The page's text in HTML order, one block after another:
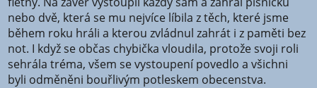
nebo dvě, která se mu nejvíce líbila z těch, které jsme
během roku hráli a kterou zvládnul zahrát i z paměti bez
not. I když se občas chybička vloudila, protože svoji roli
sehrála tréma, všem se vystoupení povedlo a všichni
byli odměněni bouřlivým potleskem obecenstva.